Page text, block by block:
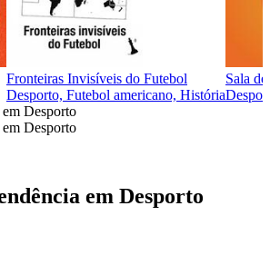
Fronteiras Invisíveis do Futebol
Desporto, Futebol americano, História
Sala
em Desporto
em Desporto
em Desporto